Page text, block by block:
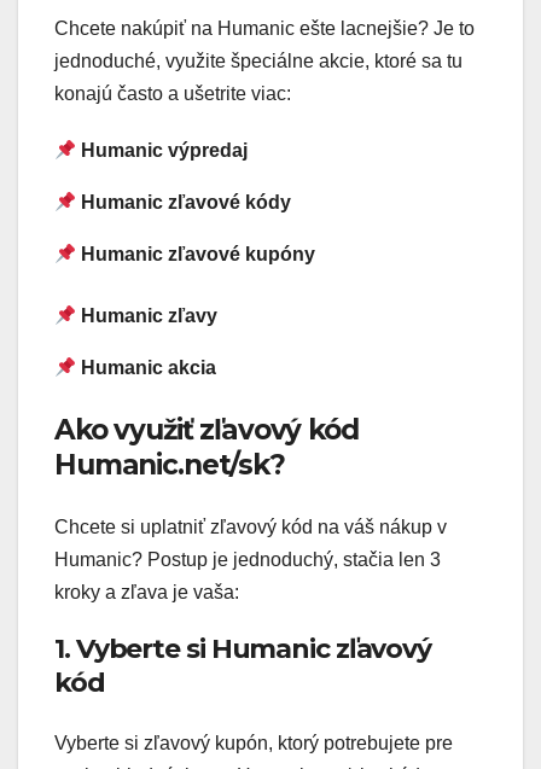
Chcete nakúpiť na Humanic ešte lacnejšie? Je to
jednoduché, využite špeciálne akcie, ktoré sa tu
konajú často a ušetrite viac:
Humanic výpredaj
Humanic zľavové kódy
Humanic zľavové kupóny
Humanic zľavy
Humanic akcia
Ako využiť zľavový kód
Humanic.net/sk?
Chcete si uplatniť zľavový kód na váš nákup v
Humanic? Postup je jednoduchý, stačia len 3
kroky a zľava je vaša:
1. Vyberte si Humanic zľavový
kód
Vyberte si zľavový kupón, ktorý potrebujete pre